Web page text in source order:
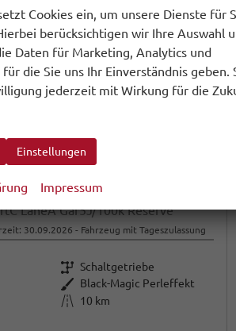
LaneA Gar5J/100k Reserve
30.09.2026 Fahrzeug mit Tageszulassung
Getriebe Schaltgetriebe
Außenfarbe Black-Magic Perleffekt
Kilometerstand 10 km
Cookies ein, um unsere Dienste für
berücksichtigen wir Ihre Auswahl
Daten für Marketing, Analytics und
die Sie uns Ihr Einverständnis geben.
jederzeit mit Wirkung für die
Einstellungen
Impressum